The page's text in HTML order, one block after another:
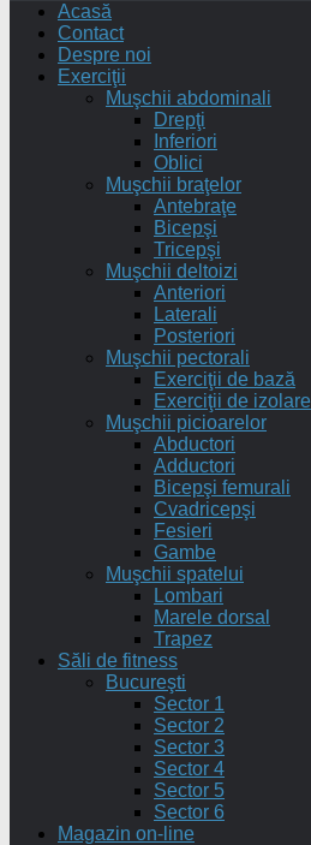
Acasă
Contact
Despre noi
Exerciţii
Muşchii abdominali
Drepţi
Inferiori
Oblici
Muşchii braţelor
Antebraţe
Bicepşi
Tricepşi
Muşchii deltoizi
Anteriori
Laterali
Posteriori
Muşchii pectorali
Exerciţii de bază
Exerciţii de izolare
Muşchii picioarelor
Abductori
Adductori
Bicepşi femurali
Cvadricepşi
Fesieri
Gambe
Muşchii spatelui
Lombari
Marele dorsal
Trapez
Săli de fitness
Bucureşti
Sector 1
Sector 2
Sector 3
Sector 4
Sector 5
Sector 6
Magazin on-line